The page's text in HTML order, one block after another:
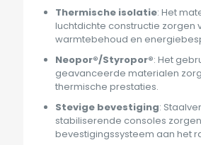
Thermische isolatie: Het
luchtdichte constructie zorgen
warmtebehoud en
Neopor®/Styropor®: Het
geavanceerde materialen
thermische prestaties.
Stevige bevestiging:
stabiliserende consoles
bevestigingssysteem aan het